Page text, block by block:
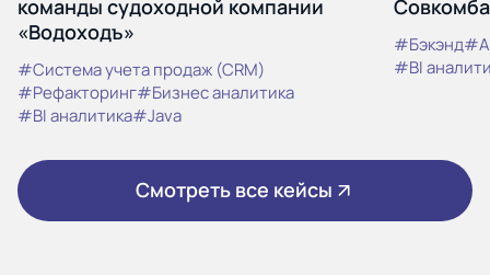
команды судоходной компании
«Водоходъ»
#Система учета продаж (CRM)
#Рефакторинг#Бизнес аналитика
#BI аналитика#Java
#Бэкэнд
#BI
Смотреть все кейсы